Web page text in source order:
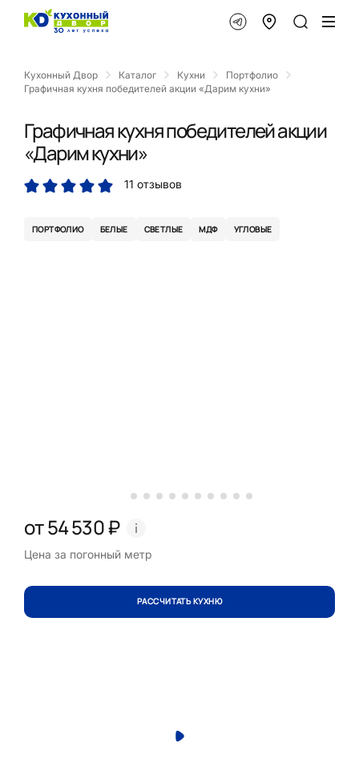
Кухонный Двор Каталог Кухни
Портфолио
Графичная кухня победителей акции «Дарим кухни»
Графичная кухня победителей акции
«Дарим кухни»
11 отзывов
ПОРТФОЛИО БЕЛЫЕ СВЕТЛЫЕ МДФ УГЛОВЫЕ
от 54 530 ₽
Цена за погонный метр
РАССЧИТАТЬ КУХНЮ